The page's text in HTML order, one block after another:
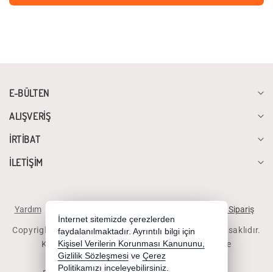
E-BÜLTEN
ALIŞVERİŞ
İRTİBAT
İLETİŞİM
Yardım Telefonla Sipariş
Copyright 2026 diyalogbilgisayar.com - Tüm hakları saklıdır.
Kredi kartı bilgileriniz 256bit SSL sertifikası ile
korunmaktadır.
İnternet sitemizde çerezlerden
faydalanılmaktadır. Ayrıntılı bilgi için
Kişisel Verilerin Korunması Kanununu,
Gizlilik Sözleşmesi ve Çerez
Politikamızı inceleyebilirsiniz.